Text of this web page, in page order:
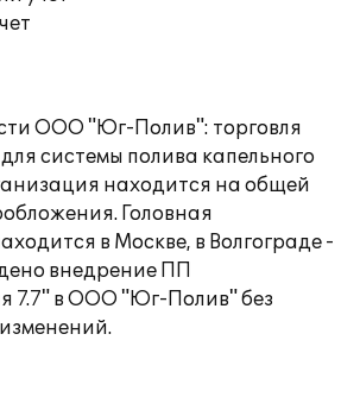
ООО "Юг-Полив": торговля
системы полива капельного
находится на общей
Головная
в Москве, в Волгограде -
внедрение ПП
7.7" в ООО "Юг-Полив" без